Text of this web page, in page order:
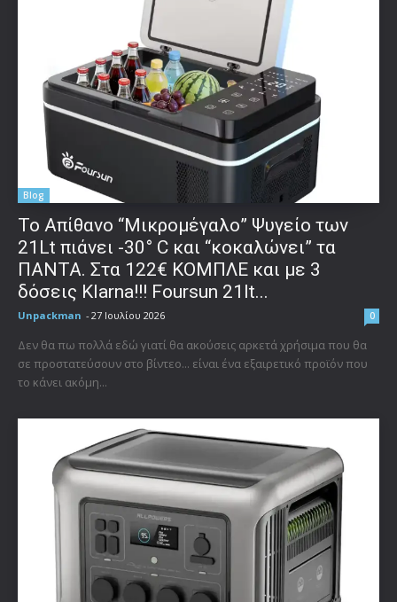
Blog
Το Απίθανο “Μικρομέγαλο” Ψυγείο των
21Lt πιάνει -30° C και “κοκαλώνει” τα
ΠΑΝΤΑ. Στα 122€ ΚΟΜΠΛΕ και με 3
δόσεις Klarna!!! Foursun 21lt...
Unpackman - 27 Ιουλίου 2026 0
Δεν θα πω πολλά εδώ γιατί θα ακούσεις αρκετά χρήσιμα που θα
σε προστατεύσουν στο βίντεο... είναι ένα εξαιρετικό προϊόν που
το κάνει ακόμη...